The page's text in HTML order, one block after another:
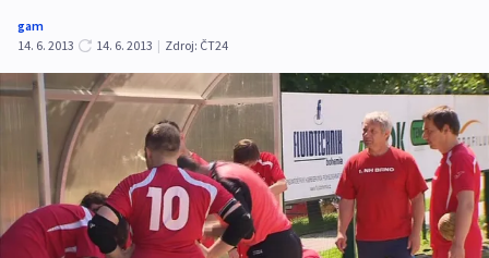
gam
14. 6. 2013
14. 6. 2013 | Zdroj: ČT24